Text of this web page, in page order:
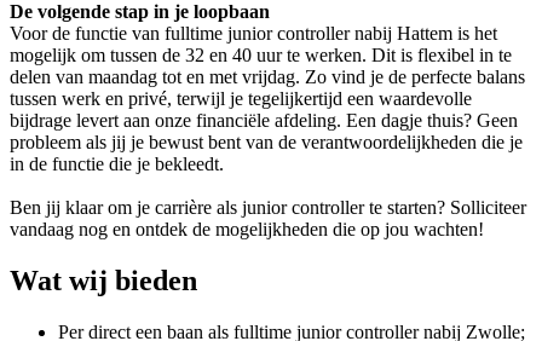
De volgende stap in je loopbaan
Voor de functie van fulltime junior controller nabij Hattem is het
mogelijk om tussen de 32 en 40 uur te werken. Dit is flexibel in te
delen van maandag tot en met vrijdag. Zo vind je de perfecte balans
tussen werk en privé, terwijl je tegelijkertijd een waardevolle
bijdrage levert aan onze financiële afdeling. Een dagje thuis? Geen
probleem als jij je bewust bent van de verantwoordelijkheden die je
in de functie die je bekleedt.
Ben jij klaar om je carrière als junior controller te starten? Solliciteer
vandaag nog en ontdek de mogelijkheden die op jou wachten!
Wat wij bieden
Per direct een baan als fulltime junior controller nabij Zwolle;